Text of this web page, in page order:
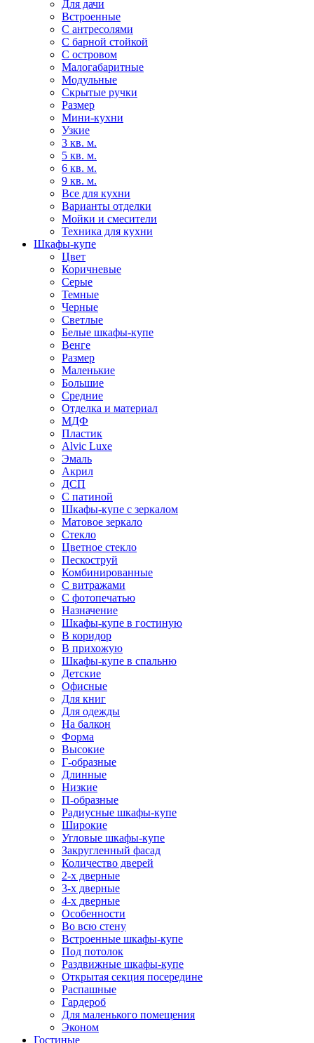
Для дачи
Встроенные
С антресолями
С барной стойкой
С островом
Малогабаритные
Модульные
Скрытые ручки
Размер
Мини-кухни
Узкие
3 кв. м.
5 кв. м.
6 кв. м.
9 кв. м.
Все для кухни
Варианты отделки
Мойки и смесители
Техника для кухни
Шкафы-купе
Цвет
Коричневые
Серые
Темные
Черные
Светлые
Белые шкафы-купе
Венге
Размер
Маленькие
Большие
Средние
Отделка и материал
МДФ
Пластик
Alvic Luxe
Эмаль
Акрил
ДСП
С патиной
Шкафы-купе с зеркалом
Матовое зеркало
Стекло
Цветное стекло
Пескоструй
Комбинированные
С витражами
С фотопечатью
Назначение
Шкафы-купе в гостиную
В коридор
В прихожую
Шкафы-купе в спальню
Детские
Офисные
Для книг
Для одежды
На балкон
Форма
Высокие
Г-образные
Длинные
Низкие
П-образные
Радиусные шкафы-купе
Широкие
Угловые шкафы-купе
Закругленный фасад
Количество дверей
2-х дверные
3-х дверные
4-х дверные
Особенности
Во всю стену
Встроенные шкафы-купе
Под потолок
Раздвижные шкафы-купе
Открытая секция посередине
Распашные
Гардероб
Для маленького помещения
Эконом
Гостиные